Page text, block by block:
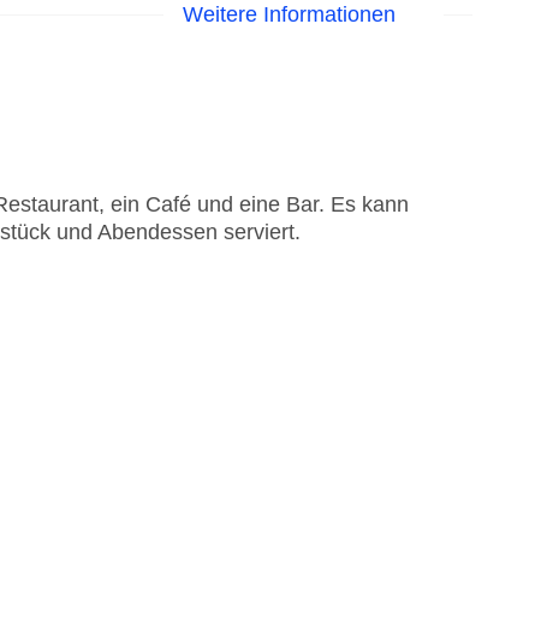
Weitere Informationen
ein Café und eine Bar. Es kann
und Abendessen serviert.